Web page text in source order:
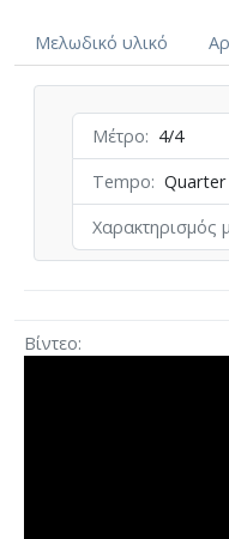
Μελωδικό υλικό
Μέτρο
4/4
Tempo
Χαρακτηρισμός
Βίντεο